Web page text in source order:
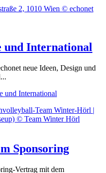
und International
neue Ideen, Design und
und International
Sponsoring
Vertrag mit dem